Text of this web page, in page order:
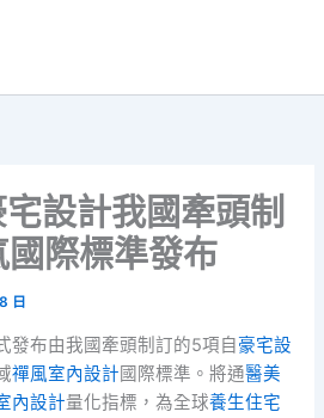
設計我國牽頭制
際標準發布
日
發布由我國牽頭制訂的5項自豪宅設
禪風室內設計國際標準。將通醫美
內設計量化指標，為全球養生住宅